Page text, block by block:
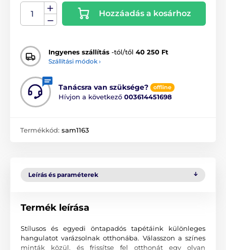
Hozzáadás a kosárhoz
Ingyenes szállítás -tól/től 40 250 Ft
Szállítási módok ›
Tanácsra van szüksége? offline
Hívjon a következő 003614451698
Termékkód: sam1163
Leírás és paraméterek
Termék leírása
Stílusos és egyedi öntapadós tapétáink különleges
hangulatot varázsolnak otthonába. Válasszon a színes
minták közül, és frissítse fel otthonát egy olyan